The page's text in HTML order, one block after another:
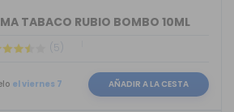
TABACO RUBIO BOMBO 10ML
(5)
el viernes 7 AÑADIR A LA CESTA